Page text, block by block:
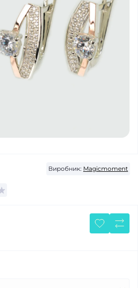
Виробник: Magicmoment